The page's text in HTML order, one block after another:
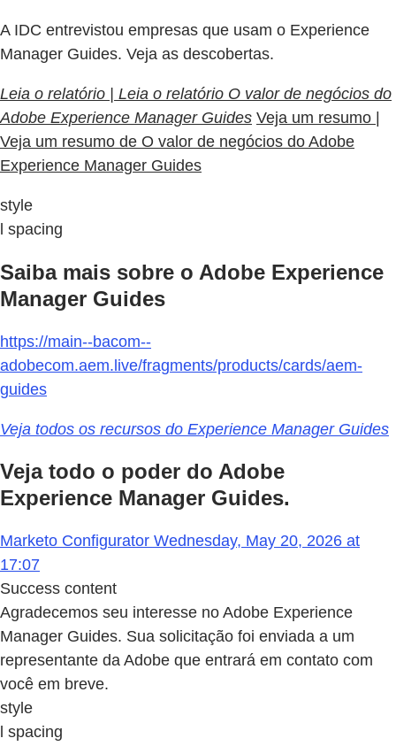
A IDC entrevistou empresas que usam o Experience
Manager Guides. Veja as descobertas.
Leia o relatório | Leia o relatório O valor de negócios do
Adobe Experience Manager Guides Veja um resumo |
Veja um resumo de O valor de negócios do Adobe
Experience Manager Guides
style
l spacing
Saiba mais sobre o Adobe Experience
Manager Guides
https://main--bacom--
adobecom.aem.live/fragments/products/cards/aem-
guides
Veja todos os recursos do Experience Manager Guides
Veja todo o poder do Adobe
Experience Manager Guides.
Marketo Configurator Wednesday, May 20, 2026 at
17:07
Success content
Agradecemos seu interesse no Adobe Experience
Manager Guides. Sua solicitação foi enviada a um
representante da Adobe que entrará em contato com
você em breve.
style
l spacing